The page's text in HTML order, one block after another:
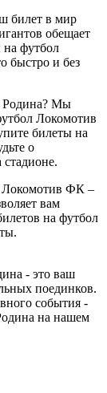
билет в мир
обещает
на футбол
быстро и без
Родина? Мы
Локомотив
билеты на
о
стадионе.
Локомотив ФК –
вам
на футбол
- это ваш
поединков.
события -
на нашем